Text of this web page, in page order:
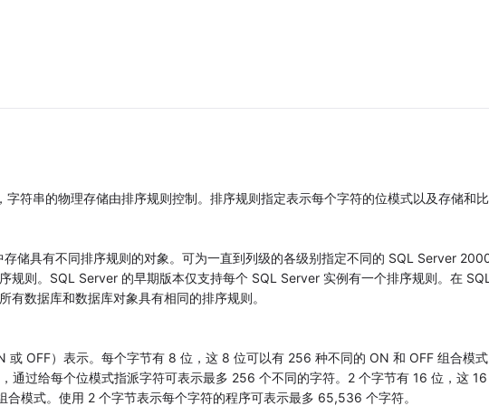
符串的物理存储由排序规则控制。排序规则指定表示每个字符的位模式以及存储和
储具有不同排序规则的对象。可为一直到列级的各级别指定不同的 SQL Server
规则。SQL Server 的早期版本仅支持每个 SQL Server 实例有一个排序规则。在 SQL
数据库和数据库对象具有相同的排序规则。
或 OFF）表示。每个字节有 8 位，这 8 位可以有 256 种不同的 ON 和 OFF 组合模式
通过给每个位模式指派字符可表示最多 256 个不同的字符。2 个字节有 16 位，这 16
模式。使用 2 个字节表示每个字符的程序可表示最多 65,536 个字符。